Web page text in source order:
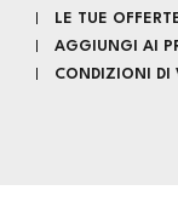
LE TUE
AGGIUNGI AI
CONDIZIONI DI